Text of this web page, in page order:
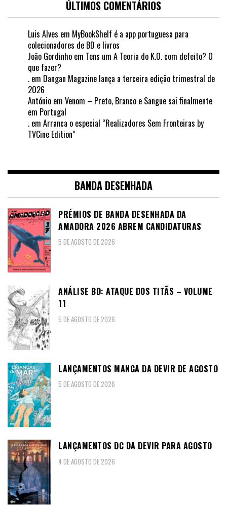
ÚLTIMOS COMENTÁRIOS
Luis Alves em MyBookShelf é a app portuguesa para
colecionadores de BD e livros
João Gordinho em Tens um A Teoria do K.O. com defeito? O
que fazer?
. em Dangan Magazine lança a terceira edição trimestral de
2026
António em Venom – Preto, Branco e Sangue sai finalmente
em Portugal
. em Arranca o especial “Realizadores Sem Fronteiras by
TVCine Edition”
BANDA DESENHADA
PRÉMIOS DE BANDA DESENHADA DA
AMADORA 2026 ABREM CANDIDATURAS
5 DE AGOSTO DE 2026
ANÁLISE BD: ATAQUE DOS TITÃS – VOLUME
11
5 DE AGOSTO DE 2026
LANÇAMENTOS MANGA DA DEVIR DE AGOSTO
5 DE AGOSTO DE 2026
LANÇAMENTOS DC DA DEVIR PARA AGOSTO
4 DE AGOSTO DE 2026